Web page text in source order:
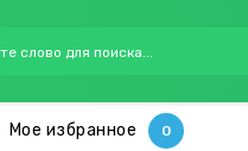
Мое избранное